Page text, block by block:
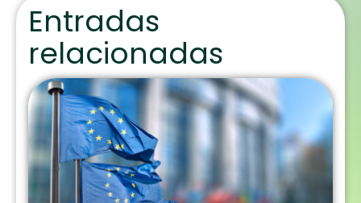
Entradas
relacionadas